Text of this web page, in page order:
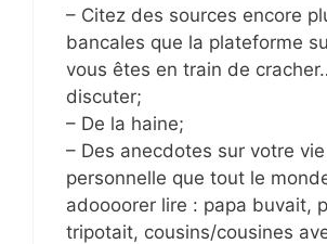
– Citez des sources encore
bancales que la plateforme
vous êtes en train de
discuter;
– De la haine;
– Des anecdotes sur votre vie
personnelle que tout le
adoooorer lire : papa buvait,
tripotait, cousins/cousines